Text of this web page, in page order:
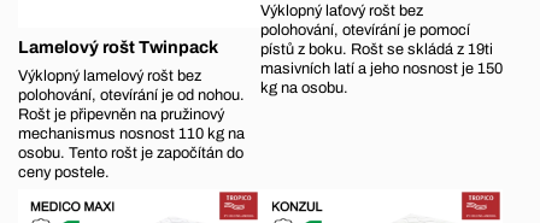
Lamelový rošt Twinpack
Výklopný lamelový rošt bez
polohování, otevírání je od nohou.
Rošt je připevněn na pružinový
mechanismus nosnost 110 kg na
osobu. Tento rošt je započítán do
ceny postele.
Výklopný laťový rošt bez
polohování, otevírání je pomocí
pístů z boku. Rošt se skládá z 19ti
masivních latí a jeho nosnost je 150
kg na osobu.